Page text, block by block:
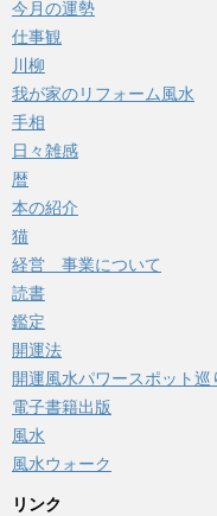
今月の運勢
仕事観
川柳
我が家のリフォーム風水
手相
日々雑感
暦
本の紹介
猫
経営 事業について
読書
鑑定
開運法
開運風水パワースポット巡
電子書籍出版
風水
風水ウォーク
リンク